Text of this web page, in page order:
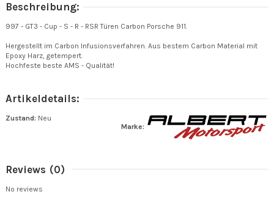
Beschreibung:
997 - GT3 - Cup - S - R - RSR Türen Carbon Porsche 911.
Hergestellt im Carbon Infusionsverfahren. Aus bestem Carbon Material mit
Epoxy Harz, getempert.
Hochfeste beste AMS - Qualität!
Artikeldetails:
Marke:
Zustand: Neu
Reviews (0)
No reviews